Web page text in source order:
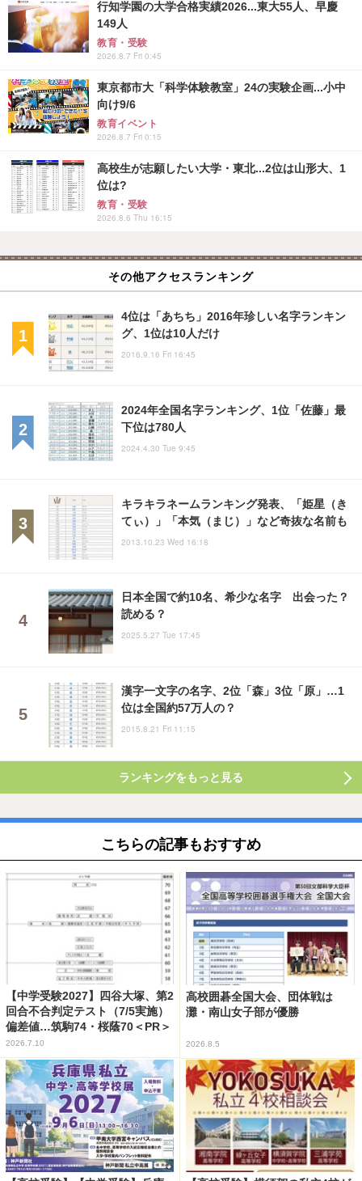
行知学園の大学合格実績2026...東大55人、早慶
149人
教育・受験
2026.8.7 Fri 0:45
東京都市大「科学体験教室」24の実験企画...小中
向け9/6
教育イベント
2026.8.7 Fri 0:15
高校生が志願したい大学・東北...2位は山形大、1
位は?
教育・受験
2026.8.6 Thu 16:15
その他アクセスランキング
4位は「あちち」2016年珍しい名字ランキン
グ、1位は10人だけ
2016.9.16 Fri 16:45
2024年全国名字ランキング、1位「佐藤」最
下位は780人
2024.4.30 Tue 9:45
キラキラネームランキング発表、「姫星（き
てぃ）」「本気（まじ）」など奇抜な名前も
2013.10.23 Wed 16:18
日本全国で約10名、希少な名字 出会った？
読める？
2025.5.27 Tue 17:45
漢字一文字の名字、2位「森」3位「原」…1
位は全国約57万人の？
2015.8.21 Fri 11:15
ランキングをもっと見る
こちらの記事もおすすめ
【中学受験2027】四谷大塚、第2
回合不合判定テスト（7/5実施）
偏差値…筑駒74・桜蔭70＜PR＞
2026.7.10
高校囲碁全国大会、団体戦は
灘・南山女子部が優勝
2026.8.5